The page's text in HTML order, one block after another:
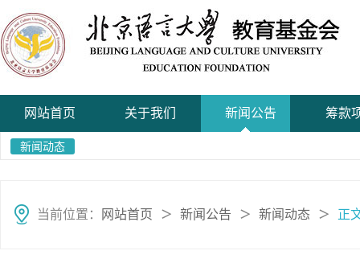
网站首页 关于我们 新闻公告 筹款
新闻动态
当前位置： 网站首页 ＞ 新闻公告 ＞ 新闻动态 ＞ 正